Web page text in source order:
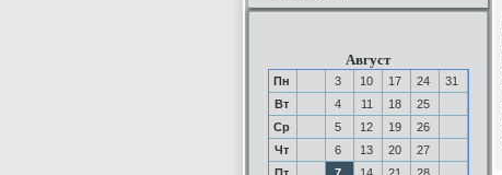
Август
Пн 3 10 17 24
31
Вт
4 11 18
25
Ср
5 12 19
26
Чт
6 13 20
27